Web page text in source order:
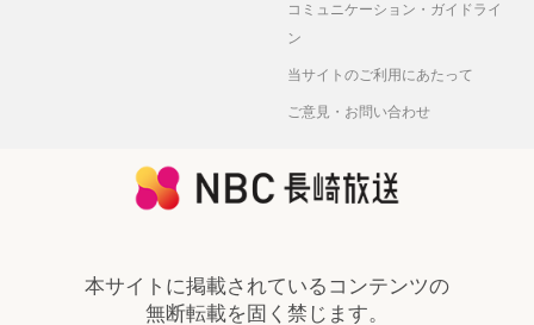
コミュニケーション・ガイドライ
ン
当サイトのご利用にあたって
ご意見・お問い合わせ
本サイトに掲載されているコンテンツの
無断転載を固く禁じます。